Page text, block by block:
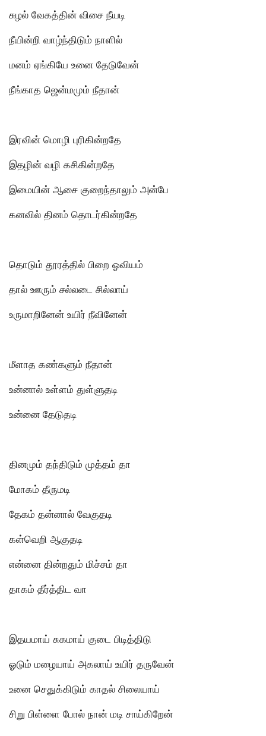
சுழல் வேகத்தின் விசை நீயடி
நீயின்றி வாழ்ந்திடும் நாளில்
மனம் ஏங்கியே உனை தேடுவேன்
நீங்காத ஜென்மமும் நீதான்
இரவின் மொழி புரிகின்றதே
இதழின் வழி கசிகின்றதே
இமையின் ஆசை குறைந்தாலும் அன்பே
கனவில் தினம் தொடர்கின்றதே
தொடும் தூரத்தில் பிறை ஓவியம்
தால் ஊரும் சல்லடை சில்லாய்
உருமாறினேன் உயிர் நீவினேன்
மீளாத கண்களும் நீதான்
உன்னால் உள்ளம் துள்ளுதடி
உன்னை தேடுதடி
தினமும் தந்திடும் முத்தம் தா
மோகம் தீருமடி
தேகம் தன்னால் வேகுதடி
கள்வெறி ஆகுதடி
என்னை தின்றதும் மிச்சம் தா
தாகம் தீர்த்திட வா
இதயமாய் சுகமாய் குடை பிடித்திடு
ஓடும் மழையாய் அகலாய் உயிர் தருவேன்
உனை செதுக்கிடும் காதல் சிலையாய்
சிறு பிள்ளை போல் நான் மடி சாய்கிறேன்